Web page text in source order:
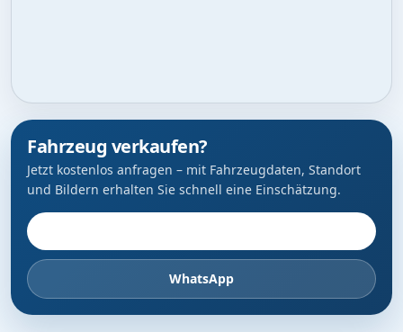
Fahrzeug verkaufen?
Jetzt kostenlos anfragen – mit Fahrzeugdaten, Standort
und Bildern erhalten Sie schnell eine Einschätzung.
WhatsApp